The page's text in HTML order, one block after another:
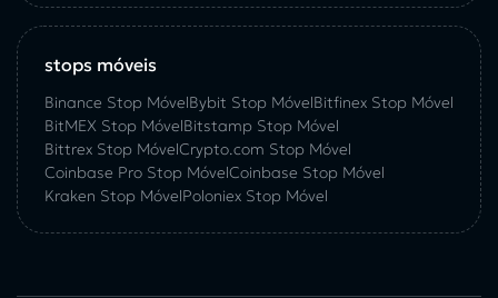
stops móveis
Binance Stop MóvelBybit Stop MóvelBitfinex Stop Móvel
BitMEX Stop MóvelBitstamp Stop Móvel
Bittrex Stop MóvelCrypto.com Stop Móvel
Coinbase Pro Stop MóvelCoinbase Stop Móvel
Kraken Stop MóvelPoloniex Stop Móvel